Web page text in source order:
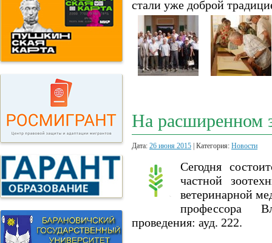
стали уже доброй
На расширенном
Дата: 26 июня 2015 | Категория: Новости
Сегодня
частной
ветеринарной
профессора
проведения: ауд. 222.